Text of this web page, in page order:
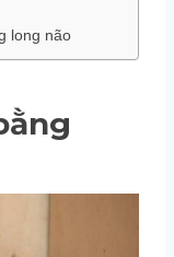
long não